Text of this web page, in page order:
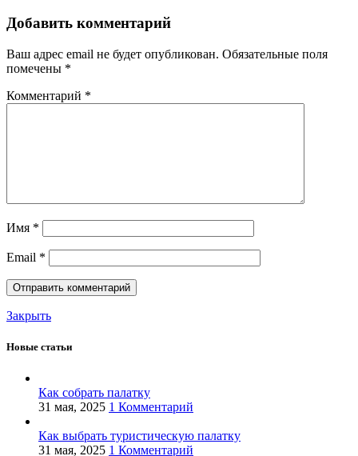
Добавить комментарий
Ваш адрес email не будет опубликован. Обязательные поля
помечены *
Комментарий *
Имя *
Email *
Закрыть
Новые статьи
Как собрать палатку
31 мая, 2025 1 Комментарий
Как выбрать туристическую палатку
31 мая, 2025 1 Комментарий